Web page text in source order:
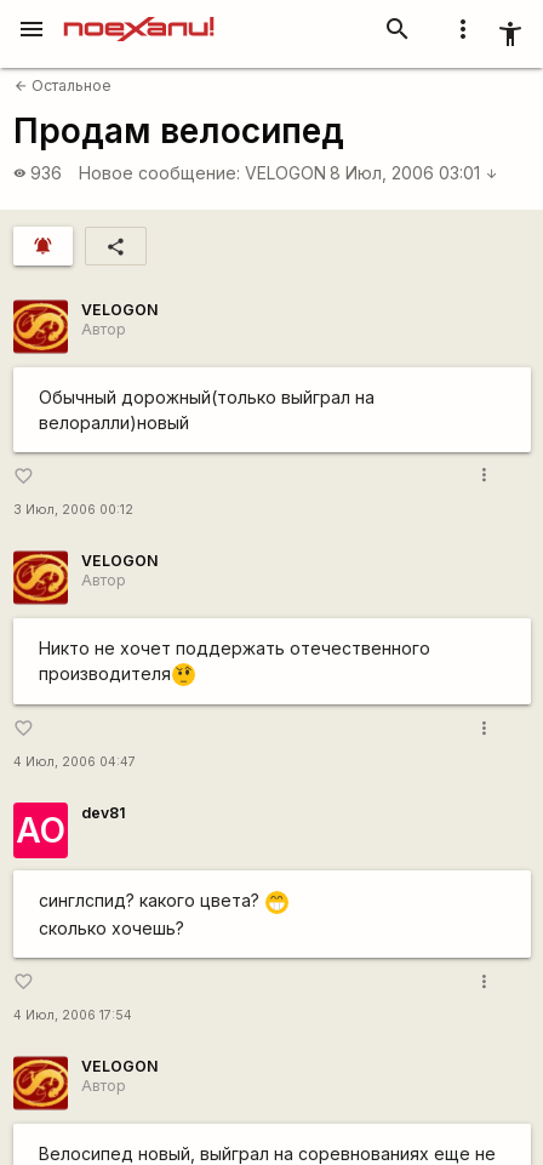
more_vert accessibility_new
search
menu
arrow_back Остальное
Продам велосипед
visibility 936 Новое сообщение: VELOGON 8 Июл, 2006 03:01 arrow_downward
notifications_active share
VELOGON
Автор
Обычный дорожный(только выйграл на
велоралли)новый
favorite_border
3 Июл, 2006 00:12
more_vert
VELOGON
Автор
Никто не хочет поддержать отечественного
производителя???
favorite_border
4 Июл, 2006 04:47
more_vert
АО dev81
синглспид? какого цвета? ;D
сколько хочешь?
favorite_border
4 Июл, 2006 17:54
more_vert
VELOGON
Автор
Велосипед новый, выйграл на соревнованиях еще не